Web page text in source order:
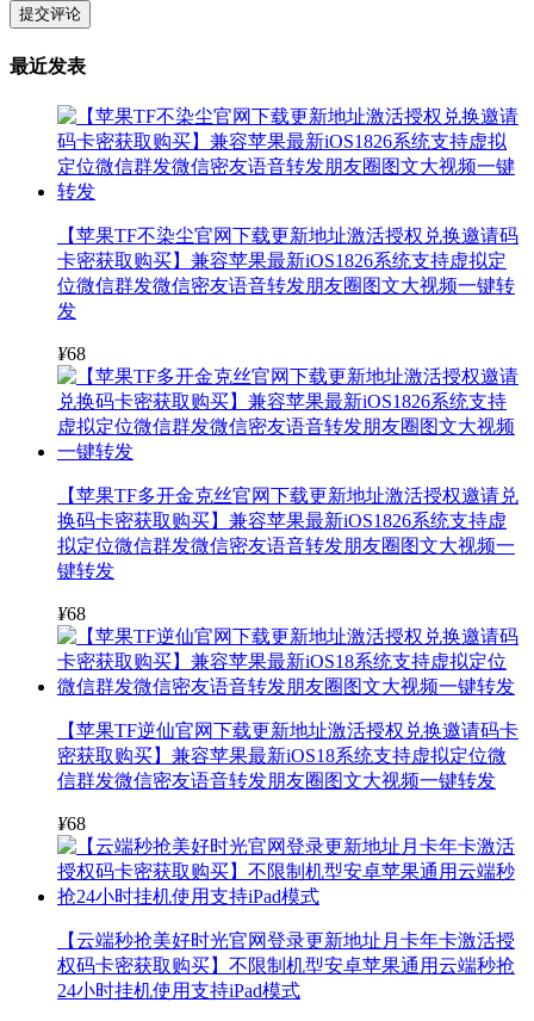
提交评论
最近发表
【苹果TF不染尘官网下载更新地址激活授权兑换邀请码
卡密获取购买】兼容苹果最新iOS1826系统支持虚拟定
位微信群发微信密友语音转发朋友圈图文大视频一键转
发
¥68
【苹果TF多开金克丝官网下载更新地址激活授权邀请兑
换码卡密获取购买】兼容苹果最新iOS1826系统支持虚
拟定位微信群发微信密友语音转发朋友圈图文大视频一
键转发
¥68
【苹果TF逆仙官网下载更新地址激活授权兑换邀请码卡
密获取购买】兼容苹果最新iOS18系统支持虚拟定位微
信群发微信密友语音转发朋友圈图文大视频一键转发
¥68
【云端秒抢美好时光官网登录更新地址月卡年卡激活授
权码卡密获取购买】不限制机型安卓苹果通用云端秒抢
24小时挂机使用支持iPad模式